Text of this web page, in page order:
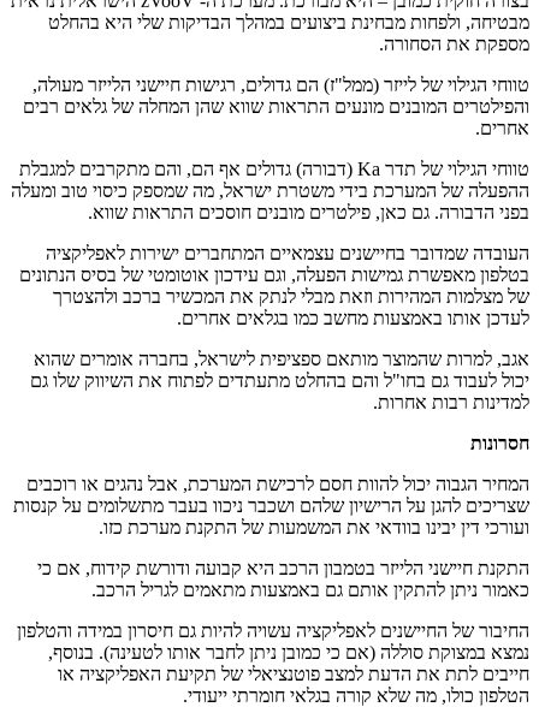
ולפחות מבחינת ביצועים במהלך הבדיקות שלי היא בהחלט
את הסחורה.
הגילוי של לייזר (ממל"ז) הם גדולים, רגישות חיישני הלייזר מעולה,
המובנים מונעים התראות שווא שהן המחלה של גלאים רבים
טווחי הגילוי של תדר Ka (דבורה) גדולים אף הם, והם מתקרבים למגבלת
של המערכת בידי משטרת ישראל, מה שמספק כיסוי טוב ומעלה
הדבורה. גם כאן, פילטרים מובנים חוסכים התראות שווא.
שמדובר בחיישנים עצמאיים המתחברים ישירות לאפליקציה
מאפשרת גמישות הפעלה, וגם עידכון אוטומטי של בסיס הנתונים
המהירות וזאת מבלי לנתק את המכשיר ברכב ולהצטרך
אותו באמצעות מחשב כמו בגלאים אחרים.
למרות שהמוצר מותאם ספציפית לישראל, בחברה אומרים שהוא
לעבוד גם בחו"ל והם בהחלט מתעתדים לפתוח את השיווק שלו גם
רבות אחרות.
הגבוה יכול להוות חסם לרכישת המערכת, אבל נהגים או רוכבים
להגן על הרישיון שלהם ושכבר ניכוו בעבר מתשלומים על קנסות
דין יבינו בוודאי את המשמעות של התקנת מערכת כזו.
חיישני הלייזר בטמבון הרכב היא קבועה ודורשת קידוח, אם כי
ניתן להתקין אותם גם באמצעות מתאמים לגריל הרכב.
של החיישנים לאפליקציה עשויה להיות גם חיסרון במידה והטלפון
במצוקת סוללה (אם כי כמובן ניתן לחבר אותו לטעינה). בנוסף,
לתת את הדעת למצב פוטנציאלי של תקיעת האפליקציה או
כולו, מה שלא קורה בגלאי חומרתי ייעודי.